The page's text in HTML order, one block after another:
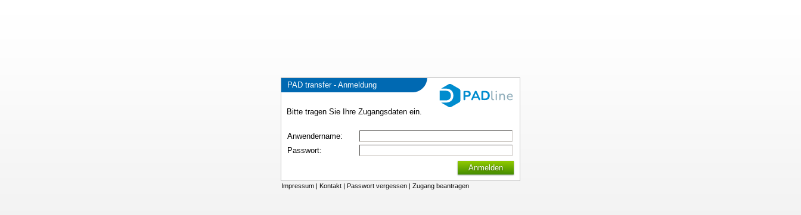
PAD transfer - Anmeldung
Bitte tragen Sie Ihre Zugangsdaten ein.
Anwendername:
Passwort:
Anmelden
Impressum | Kontakt | Passwort vergessen | Zugang beantragen